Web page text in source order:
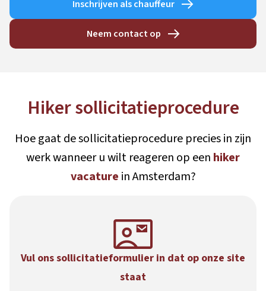
Inschrijven als chauffeur
Neem contact op
Hiker sollicitatieprocedure
Hoe gaat de sollicitatieprocedure precies in zijn
werk wanneer u wilt reageren op een hiker
vacature in Amsterdam?
Vul ons sollicitatieformulier in dat op onze site
staat